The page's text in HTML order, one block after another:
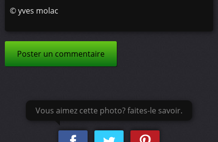
©yves molac
Poster un commentaire
Vous aimez cette photo? faites-le savoir.